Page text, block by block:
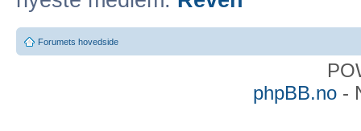
Forumets hovedside
phpBB.no-